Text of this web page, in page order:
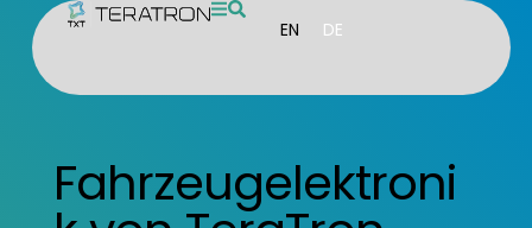
EN DE
Fahrzeugelektroni